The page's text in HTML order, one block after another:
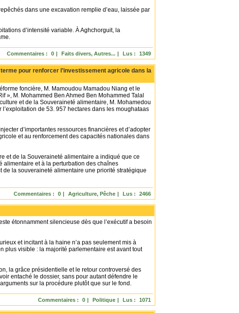
dans une excavation remplie d’eau, laissée par
d’intensité variable. À Aghchorguit, la
Lus : 1349
Faits divers, Autres... |
Commentaires : 0 |
pour renforcer l’investissement agricole dans la
foncière, M. Mamoudou Mamadou Niang et le
», M. Mohammed Ben Ahmed Ben Mohammed Talal
et de la Souveraineté alimentaire, M. Mohamedou
de 53. 957 hectares dans les moughataas
d’importantes ressources financières et d’adopter
et au renforcement des capacités nationales dans
et de la Souveraineté alimentaire a indiqué que ce
alimentaire et à la perturbation des chaînes
de la souveraineté alimentaire une priorité stratégique
Lus : 2466
Agriculture, Pêche |
Commentaires : 0 |
étonnamment silencieuse dès que l’exécutif a besoin
et incitant à la haine n’a pas seulement mis à
plus visible : la majorité parlementaire est avant tout
la grâce présidentielle et le retour controversé des
entaché le dossier, sans pour autant défendre le
sur la procédure plutôt que sur le fond.
Lus : 1071
Politique |
Commentaires : 0 |